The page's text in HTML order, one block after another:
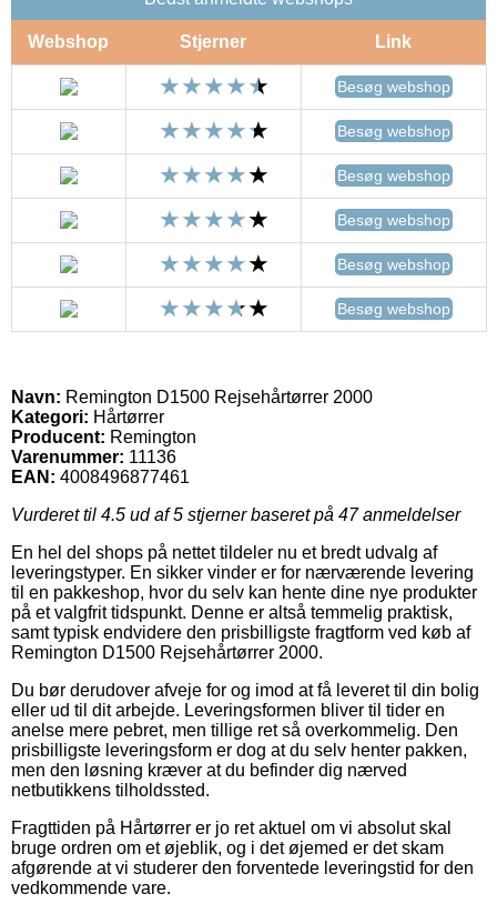
Webshop Stjerner Link
Besøg webshop
Besøg webshop
Besøg webshop
Besøg webshop
Besøg webshop
Besøg webshop
Navn: Remington D1500 Rejsehårtørrer 2000
Kategori: Hårtørrer
Producent: Remington
Varenummer: 11136
EAN: 4008496877461
Vurderet til 4.5 ud af 5 stjerner baseret på 47anmeldelser
En hel del shops på nettet tildeler nu et bredt udvalg af
leveringstyper. En sikker vinder er for nærværende levering
til en pakkeshop, hvor du selv kan hente dine nye produkter
på et valgfrit tidspunkt. Denne er altså temmelig praktisk,
samt typisk endvidere den prisbilligste fragtform ved køb af
Remington D1500 Rejsehårtørrer 2000.
Du bør derudover afveje for og imod at få leveret til din bolig
eller ud til dit arbejde. Leveringsformen bliver til tider en
anelse mere pebret, men tillige ret så overkommelig. Den
prisbilligste leveringsform er dog at du selv henter pakken,
men den løsning kræver at du befinder dig nærved
netbutikkens tilholdssted.
Fragttiden på Hårtørrer er jo ret aktuel om vi absolut skal
bruge ordren om et øjeblik, og i det øjemed er det skam
afgørende at vi studerer den forventede leveringstid for den
vedkommende vare.